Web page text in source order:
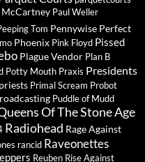
McCartney Paul Weller
Tom Pennywise Perfect
Phoenix Pink Floyd Pissed
Plague Vendor Plan B
Potty Mouth Praxis Presidents
priests Primal Scream Probot
Puddle of Mudd
Of The Stone Age
Radiohead Rage Against
rancid Raveonettes
Reuben Rise Against